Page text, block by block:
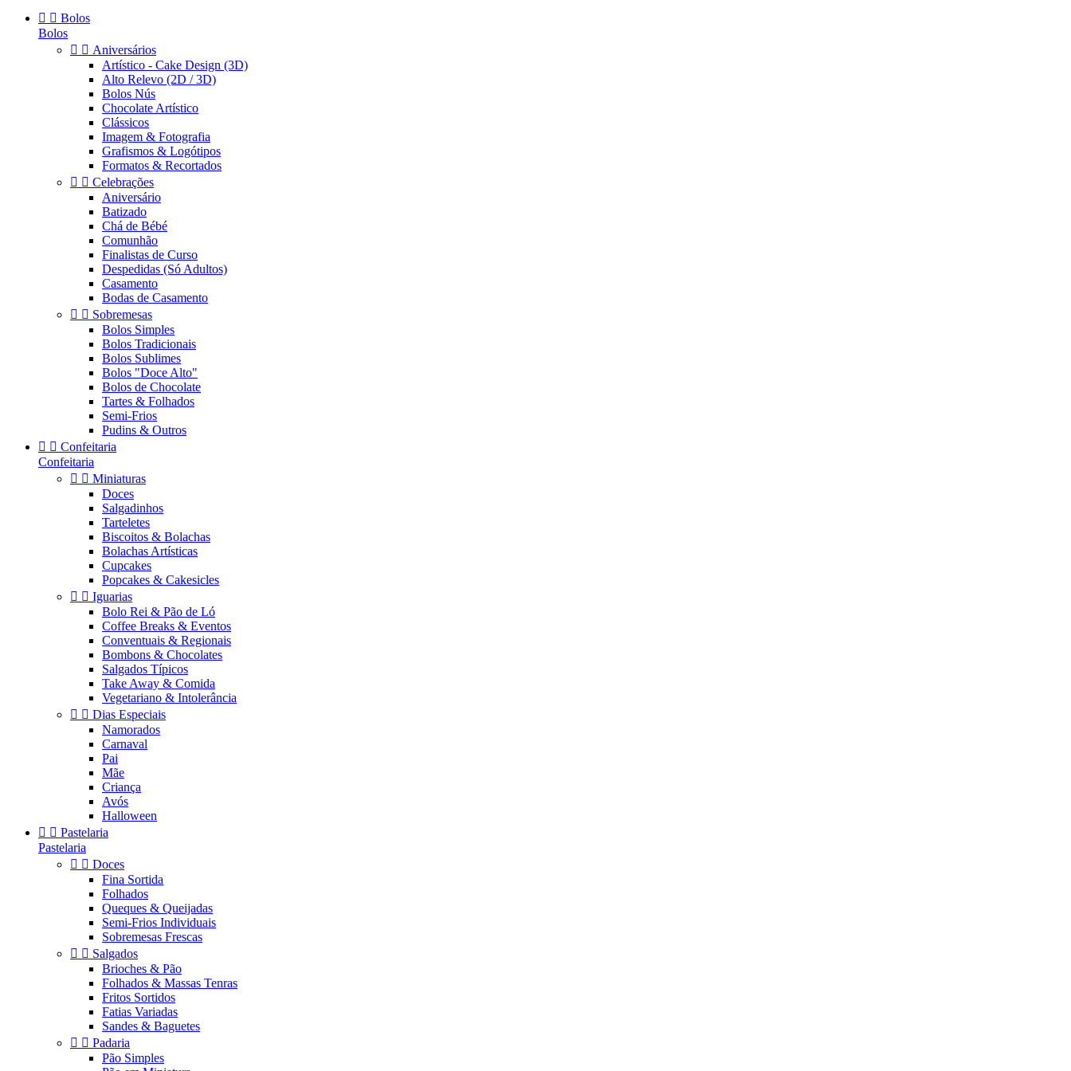
  Bolos
Bolos
  Aniversários
Artístico - Cake Design (3D)
Alto Relevo (2D / 3D)
Bolos Nús
Chocolate Artístico
Clássicos
Imagem & Fotografia
Grafismos & Logótipos
Formatos & Recortados
  Celebrações
Aniversário
Batizado
Chá de Bébé
Comunhão
Finalistas de Curso
Despedidas (Só Adultos)
Casamento
Bodas de Casamento
  Sobremesas
Bolos Simples
Bolos Tradicionais
Bolos Sublimes
Bolos "Doce Alto"
Bolos de Chocolate
Tartes & Folhados
Semi-Frios
Pudins & Outros
  Confeitaria
Confeitaria
  Miniaturas
Doces
Salgadinhos
Tarteletes
Biscoitos & Bolachas
Bolachas Artísticas
Cupcakes
Popcakes & Cakesicles
  Iguarias
Bolo Rei & Pão de Ló
Coffee Breaks & Eventos
Conventuais & Regionais
Bombons & Chocolates
Salgados Típicos
Take Away & Comida
Vegetariano & Intolerância
  Dias Especiais
Namorados
Carnaval
Pai
Mãe
Criança
Avós
Halloween
  Pastelaria
Pastelaria
  Doces
Fina Sortida
Folhados
Queques & Queijadas
Semi-Frios Individuais
Sobremesas Frescas
  Salgados
Brioches & Pão
Folhados & Massas Tenras
Fritos Sortidos
Fatias Variadas
Sandes & Baguetes
  Padaria
Pão Simples